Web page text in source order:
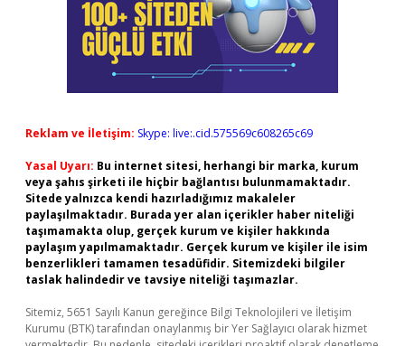
Reklam ve İletişim: Skype: live:.cid.575569c608265c69
Yasal Uyarı: Bu internet sitesi, herhangi bir marka, kurum
veya şahıs şirketi ile hiçbir bağlantısı bulunmamaktadır.
Sitede yalnızca kendi hazırladığımız makaleler
paylaşılmaktadır. Burada yer alan içerikler haber niteliği
taşımamakta olup, gerçek kurum ve kişiler hakkında
paylaşım yapılmamaktadır. Gerçek kurum ve kişiler ile isim
benzerlikleri tamamen tesadüfidir. Sitemizdeki bilgiler
taslak halindedir ve tavsiye niteliği taşımazlar.
Sitemiz, 5651 Sayılı Kanun gereğince Bilgi Teknolojileri ve İletişim
Kurumu (BTK) tarafından onaylanmış bir Yer Sağlayıcı olarak hizmet